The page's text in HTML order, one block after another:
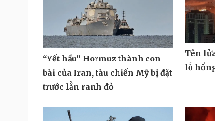
“Yết hầu” Hormuz thành con
bài của Iran, tàu chiến Mỹ bị đặt
trước lằn ranh đỏ
Tên
lỗ